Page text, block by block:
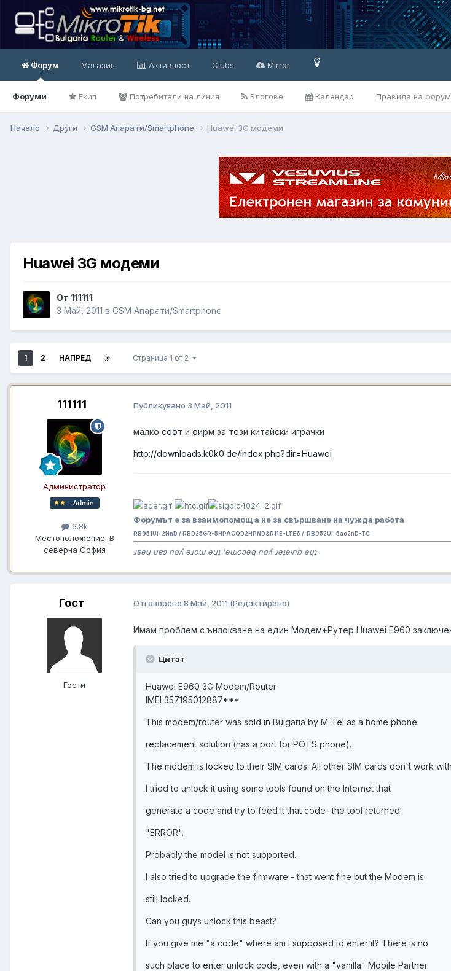
Форум
Форуми Екип Потребители на линия Блогове Календар Правила на
Магазин Активност Clubs Mirror
Начало Други GSM Апарати/Smartphone Huawei 3G модеми
Huawei 3G модеми
От 111111
3 Май, 2011 в GSM Апарати/Smartphone
1 2 НАПРЕД Страница 1 от 2
111111
Администратор
6.8k
Местоположение: В
северна София
Публикувано 3 Май, 2011
малко софт и фирм за тези китайски играчки
http://downloads.k0k0.de/index.php?dir=Huawei
Форумът е за взаимопомощ а не за свършване на чужда работа
RB951Ui-2HnD / RBD25GR-5HPACQD2HPND&R11E-LTE6 / RB952Ui-5ac2nD-TC
ɹɐǝɥ uɐɔ noʎ ǝɹoɯ ǝɥʇ 'ǝɯoɔǝq noʎ ɹǝʇǝınb ǝɥʇ
Гост
Гости
Отговорено 8 Май, 2011 (Редактирано)
Имам проблем с ънлокване на един Модем+Рутер Huawei E960
Цитат
Huawei E960 3G Modem/Router
IMEI 357195012887***
This modem/router was sold in Bulgaria by M-Tel as a home phone
replacement solution (has a port for POTS phone).
The modem is locked to their SIM cards. All other SIM cards don't work
I tried to unlock it using some tools found on the Internet that
generate a code and try to feed it that code- the tool returned
"ERROR".
Probably the model is not supported.
I also tried to upgrade the firmware - that went fine but the Modem is
still locked.
Can you guys unlock this beast?
If you give me "a code" where am I supposed to enter it? There is no
such place to enter unlock code, even with a "vanilla" Mobile Partner